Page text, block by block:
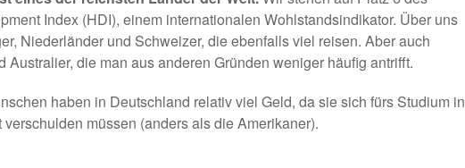
Index (HDI), einem internationalen Wohlstandsindikator. Über uns
Niederländer und Schweizer, die ebenfalls viel reisen. Aber auch
Australier, die man aus anderen Gründen weniger häufig antrifft.
haben in Deutschland relativ viel Geld, da sie sich fürs Studium in
müssen (anders als die Amerikaner).